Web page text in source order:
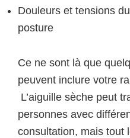
Douleurs et tensions
posture
Ce ne sont là que
peuvent inclure votre
L’aiguille sèche peut
personnes avec
consultation, mais tout